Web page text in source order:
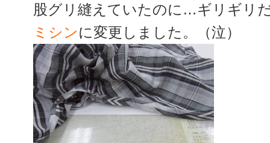
股グリ縫えていたのに…ギリギリ
ミシンに変更しました。（泣）